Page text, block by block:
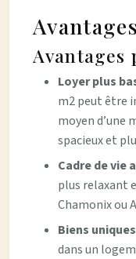
Avantages
Loyer plus
m2 peut être
moyen d’une
spacieux et
Cadre de vie
plus relaxant
Chamonix ou
Biens
dans un